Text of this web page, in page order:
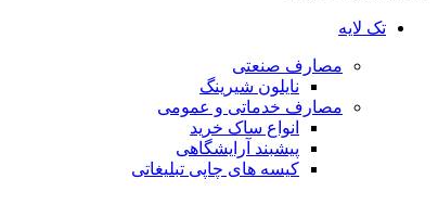
تک لایه
مصارف صنعتی
نایلون شیرینگ
مصارف خدماتی و عمومی
انواع ساک خرید
پیشبند آرایشگاهی
کیسه های چاپی تبلیغاتی